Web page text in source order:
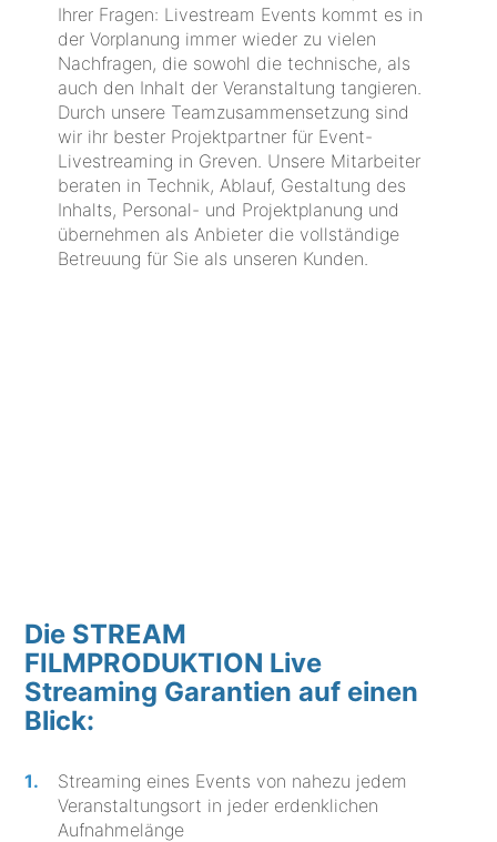
Ihrer Fragen: Livestream Events kommt es in
der Vorplanung immer wieder zu vielen
Nachfragen, die sowohl die technische, als
auch den Inhalt der Veranstaltung tangieren.
Durch unsere Teamzusammensetzung sind
wir ihr bester Projektpartner für Event-
Livestreaming in Greven. Unsere Mitarbeiter
beraten in Technik, Ablauf, Gestaltung des
Inhalts, Personal- und Projektplanung und
übernehmen als Anbieter die vollständige
Betreuung für Sie als unseren Kunden.
Die STREAM
FILMPRODUKTION Live
Streaming Garantien auf einen
Blick:
Streaming eines Events von nahezu jedem
Veranstaltungsort in jeder erdenklichen
Aufnahmelänge